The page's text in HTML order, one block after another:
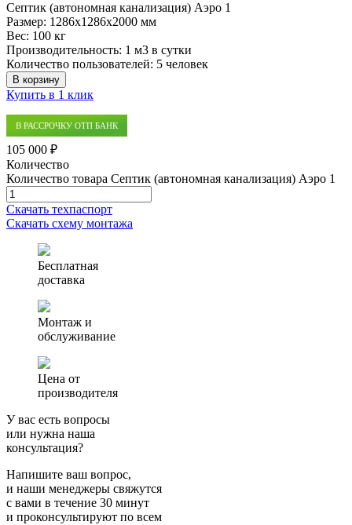
Септик (автономная канализация) Аэро 1
Размер: 1286x1286x2000 мм
Вес: 100 кг
Производительность: 1 м3 в сутки
Количество пользователей: 5 человек
В корзину
Купить в 1 клик
В РАССРОЧКУ ОТП БАНК
105 000 ₽
Количество
Количество товара Септик (автономная канализация) Аэро 1
Скачать техпаспорт
Скачать схему монтажа
Бесплатная
доставка
Монтаж и
обслуживание
Цена от
производителя
У вас есть вопросы
или нужна наша
консультация?
Напишите ваш вопрос,
и наши менеджеры свяжутся
с вами в течение 30 минут
и проконсультируют по всем